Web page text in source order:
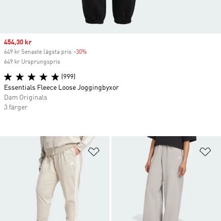
Lägg till på önskelistan
Sale price
454,30 kr
649 kr Senaste lägsta pris -30%
649 kr Ursprungspris
(999)
Essentials Fleece Loose Joggingbyxor
Dam Originals
3 färger